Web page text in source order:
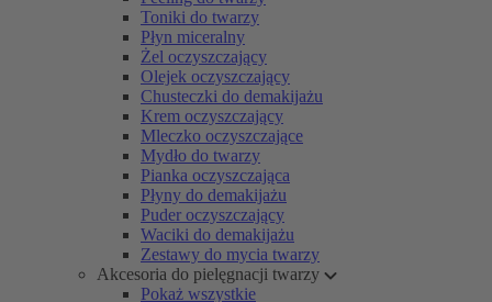
Toniki do twarzy
Płyn miceralny
Żel oczyszczający
Olejek oczyszczający
Chusteczki do demakijażu
Krem oczyszczający
Mleczko oczyszczające
Mydło do twarzy
Pianka oczyszczająca
Płyny do demakijażu
Puder oczyszczający
Waciki do demakijażu
Zestawy do mycia twarzy
Akcesoria do pielęgnacji twarzy
Pokaż wszystkie